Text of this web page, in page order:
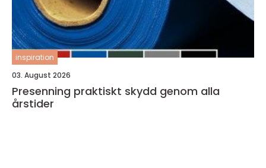
inspiration
03. August 2026
Presenning praktiskt skydd genom alla
årstider